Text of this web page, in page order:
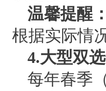
温馨提醒：
根据实际情
4.大型双
每年春季